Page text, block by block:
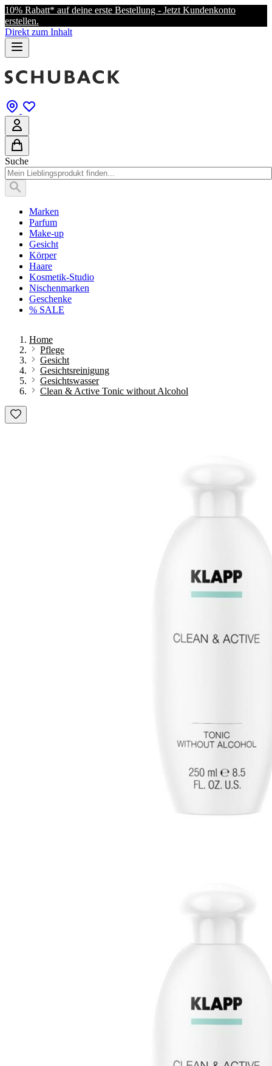
10% Rabatt* auf deine erste Bestellung - Jetzt Kundenkonto
erstellen.
Direkt zum Inhalt
Suche
Marken
Parfum
Make-up
Gesicht
Körper
Haare
Kosmetik-Studio
Nischenmarken
Geschenke
% SALE
Home
Pflege
Gesicht
Gesichtsreinigung
Gesichtswasser
Clean & Active Tonic without Alcohol